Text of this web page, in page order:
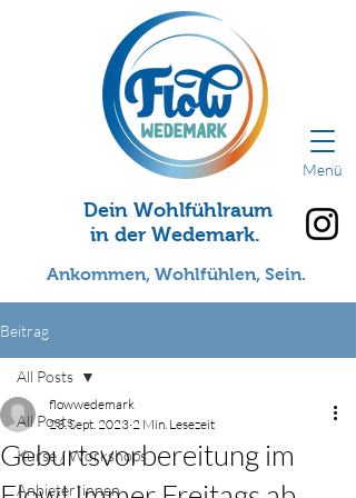
Ankommen, Wohlfühlen, Sein.
Dein Wohlfühlraum
in der Wedemark.
Menü
Beitrag
All Posts
Kurse / Workshops
Anbieter*innen
All Posts
Geburtsvorbereitung im
flowwedemark
23. Sept. 2023 2 Min. Lesezeit